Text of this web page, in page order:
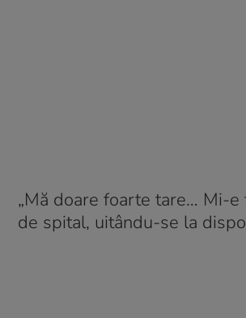
„Mă doare foarte tare… Mi-
de spital, uitându-se la